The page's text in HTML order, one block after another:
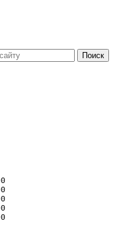
Поиск